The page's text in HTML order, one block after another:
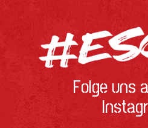
Folge uns